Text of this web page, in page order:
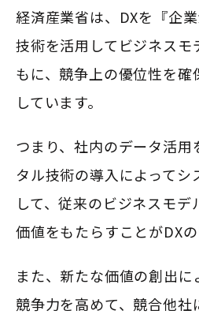
経済産業省は、DXを『企
技術を活用してビジネスモ
もに、競争上の優位性を確
しています。
つまり、社内のデータ活用
タル技術の導入によってシ
して、従来のビジネスモ
価値をもたらすことがDXの
また、新たな価値の創出に
競争力を高めて、競合他社